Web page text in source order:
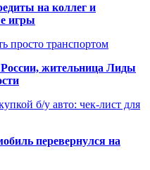
на коллег и
игры
просто транспортом
жительница Лиды
б/у авто: чек-лист для
перевернулся на